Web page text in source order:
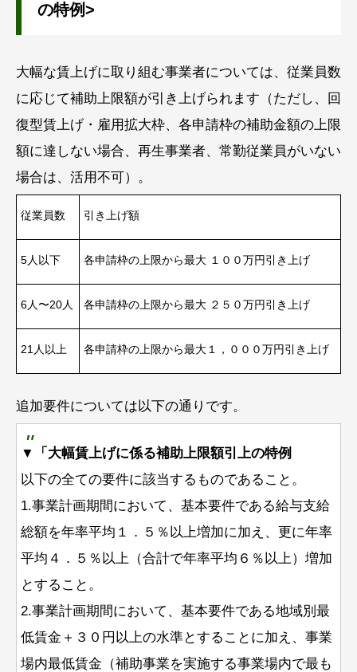
の特例>
大幅な賃上げに取り組む事業者については、従業員数
に応じて補助上限額が引き上げられます（ただし、回
復型賃上げ・雇用拡大枠、各申請枠の補助金額の上限
額に達しない場合、再生事業者、常勤従業員がいない
場合は、活用不可）。
従業員数 引き上げ額
5人以下 各申請枠の上限から最大 １００万円引き上げ
6人〜20人 各申請枠の上限から最大 ２５０万円引き上げ
21人以上 各申請枠の上限から最大１，０００万円引き上げ
追加要件については以下の通りです。
▼「大幅賃上げに係る補助上限額引上の特例
以下の全ての要件に該当するものであること。
1.事業計画期間において、基本要件である給与支給
総額を年率平均１．５％以上増加に加え、更に年率
平均４．５％以上（合計で年率平均６％以上）増加
とすること。
2.事業計画期間において、基本要件である地域別最
低賃金＋３０円以上の水準とすることに加え、事業
場内最低賃金（補助事業を実施する事業場内で最も